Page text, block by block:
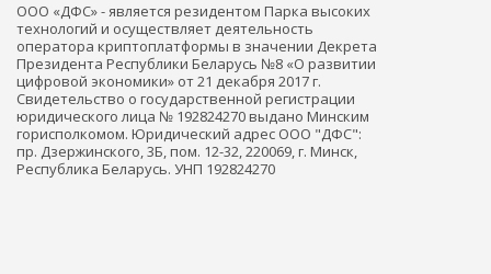
ООО «ДФС» - является резидентом Парка высоких
технологий и осуществляет деятельность
оператора криптоплатформы в значении Декрета
Президента Республики Беларусь №8 «О развитии
цифровой экономики» от 21 декабря 2017 г.
Свидетельство о государственной регистрации
юридического лица № 192824270 выдано Минским
горисполкомом. Юридический адрес ООО "ДФС":
пр. Дзержинского, 3Б, пом. 12-32, 220069, г. Минск,
Республика Беларусь. УНП 192824270